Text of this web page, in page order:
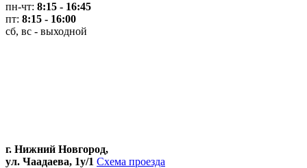
пн-чт: 8:15 - 16:45
пт: 8:15 - 16:00
сб, вс - выходной
г. Нижний Новгород,
ул. Чаадаева, 1у/1 Схема проезда